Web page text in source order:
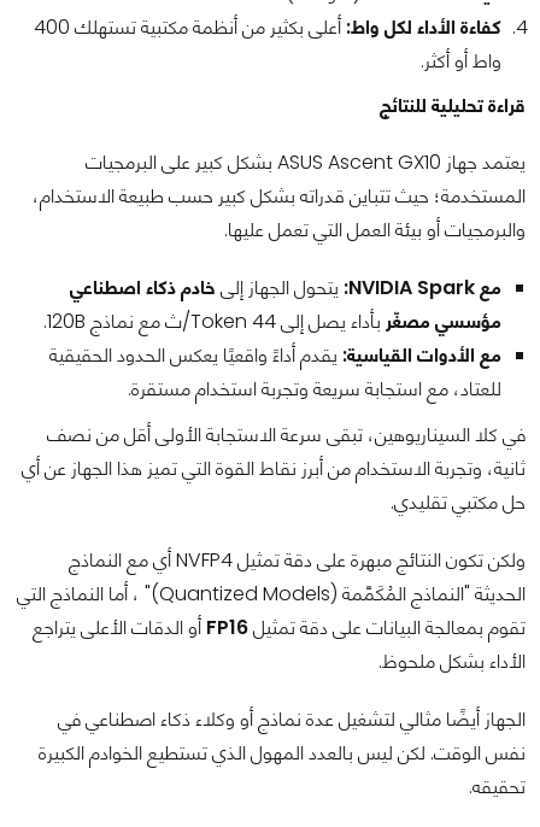
كفاءة الأداء لكل واط:
أعلى بكثير من أنظمة مكتبية تستهلك 400
واط أو أكثر.
قراءة تحليلية للنتائج
يعتمد جهاز ASUS Ascent GX10 بشكل كبير على البرمجيات
المستخدمة؛ حيث تتباين قدراته بشكل كبير حسب طبيعة الاستخدام،
والبرمجيات أو بيئة العمل التي تعمل عليها.
مع NVIDIA Spark: يتحول الجهاز إلى خادم ذكاء اصطناعي
مؤسسي مصغّر بأداء يصل إلى 44 Token/ث مع نماذج 120B.
مع الأدوات القياسية: يقدم أداءً واقعيًا يعكس الحدود الحقيقية
للعتاد، مع استجابة سريعة وتجربة استخدام مستقرة.
في كلا السيناريوهين، تبقى سرعة الاستجابة الأولى أقل من نصف
ثانية، وتجربة الاستخدام من أبرز نقاط القوة التي تميز هذا الجهاز عن أي
حل مكتبي تقليدي.
ولكن تكون النتائج مبهرة على دقة تمثيل NVFP4 أي مع النماذج
الحديثة "النماذج المُكَمَّمة (Quantized Models)" ، أما النماذج التي
تقوم بمعالجة البيانات على دقة تمثيلFP16 أو الدقات الأعلى يتراجع
الأداء بشكل ملحوظ.
الجهاز أيضًا مثالي لتشغيل عدة نماذج أو وكلاء ذكاء اصطناعي في
نفس الوقت. لكن ليس بالعدد المهول الذي تستطيع الخوادم الكبيرة
تحقيقه.